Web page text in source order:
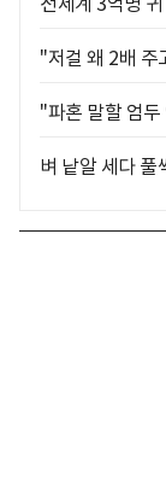
"저걸 왜 2배
"파혼 말할 엄
벼 낱알 세다